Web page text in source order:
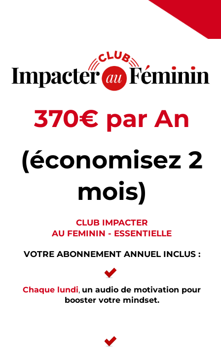
370€ par An
(économisez 2
mois)
CLUB IMPACTER
AU FEMININ - ESSENTIELLE
VOTRE ABONNEMENT ANNUEL INCLUS :
Chaque lundi, un audio de motivation pour
booster votre mindset.